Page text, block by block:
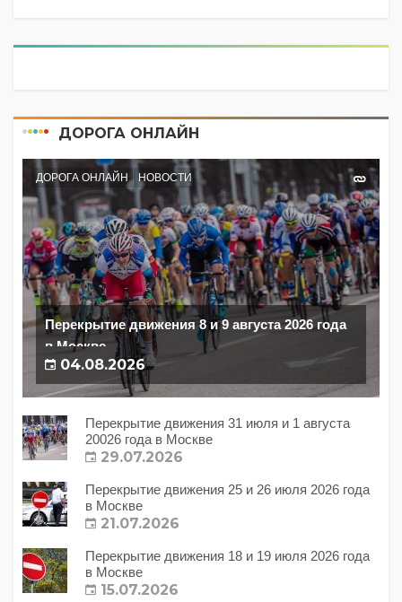
ДОРОГА ОНЛАЙН
ДОРОГА ОНЛАЙН НОВОСТИ
Перекрытие движения 8 и 9 августа 2026 года
в Москве
04.08.2026
Перекрытие движения 31 июля и 1 августа
20026 года в Москве
29.07.2026
Перекрытие движения 25 и 26 июля 2026 года
в Москве
21.07.2026
Перекрытие движения 18 и 19 июля 2026 года
в Москве
15.07.2026